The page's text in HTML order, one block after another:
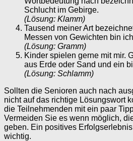
Schlucht im Gebirge.
(Lösung: Klamm)
Tausend meiner Art
Messen von Gewichten bin
(Lösung: Gramm)
Kinder spielen gerne mit mir.
aus Erde oder Sand und ein
(Lösung: Schlamm)
Sollten die Senioren auch nach
nicht auf das richtige Lösungswort
die Teilnehmenden mit ein paar
Vermeiden Sie es wenn möglich,
geben. Ein positives
wichtig.